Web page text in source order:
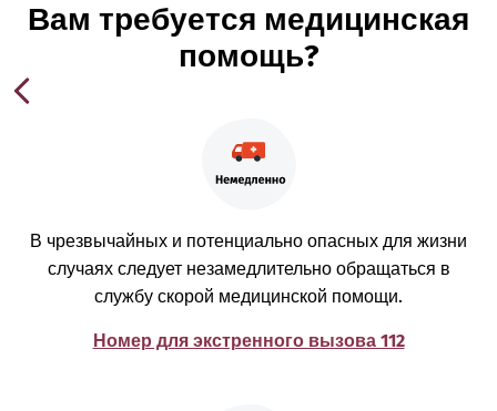
Вам требуется медицинская
помощь?
В чрезвычайных и потенциально опасных для жизни
случаях следует незамедлительно обращаться в
службу скорой медицинской помощи.
Номер для экстренного вызова 112